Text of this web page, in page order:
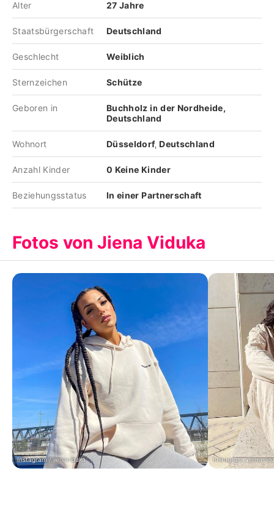
Alter 27 Jahre
Staatsbürgerschaft Deutschland
Geschlecht Weiblich
Sternzeichen Schütze
Geboren in
Buchholz in der Nordheide,
Deutschland
Wohnort Düsseldorf, Deutschland
Anzahl Kinder 0 Keine Kinder
Beziehungsstatus In einer Partnerschaft
Fotos von Jiena Viduka
Instagram / jienaviduka Instagram /